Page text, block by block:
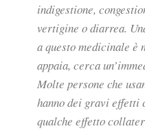
indigestione,
vertigine o diarrea.
a questo medicinale è
appaia, cerca
Molte persone che
hanno dei gravi
qualche effetto